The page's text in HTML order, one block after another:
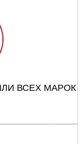
ВСЕХ МАРОК